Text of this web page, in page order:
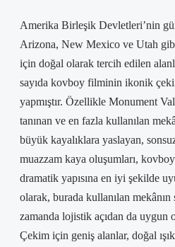
Amerika Birleşik Devletleri’nin
Arizona, New Mexico ve Utah
için doğal olarak tercih edilen
sayıda kovboy filminin ikonik
yapmıştır. Özellikle Monument
tanınan ve en fazla kullanılan
büyük kayalıklara yaslayan,
muazzam kaya oluşumları,
dramatik yapısına en iyi şekilde
olarak, burada kullanılan mekânın
zamanda lojistik açıdan da
Çekim için geniş alanlar, doğal